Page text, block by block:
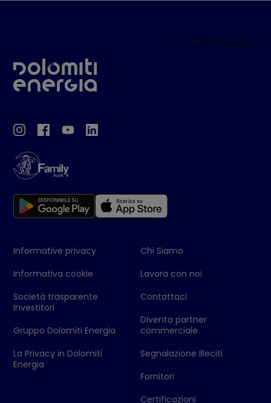
Informative privacy
Informativa cookie
Società trasparente
Investitori
Gruppo Dolomiti Energia
La Privacy in Dolomiti
Energia
Chi Siamo
Lavora con noi
Contattaci
Diventa partner
commerciale
Segnalazione Illeciti
Fornitori
Certificazioni